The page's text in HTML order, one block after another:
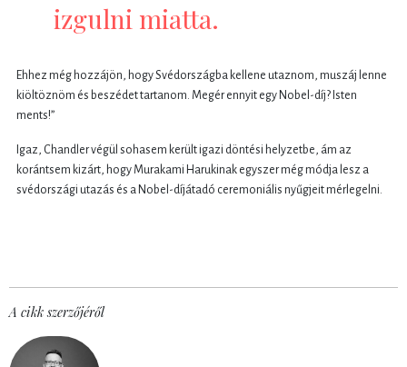
izgulni miatta.
Ehhez még hozzájön, hogy Svédországba kellene utaznom, muszáj lenne
kiöltöznöm és beszédet tartanom. Megér ennyit egy Nobel-díj? Isten
ments!”
Igaz, Chandler végül sohasem került igazi döntési helyzetbe, ám az
korántsem kizárt, hogy Murakami Harukinak egyszer még módja lesz a
svédországi utazás és a Nobel-díjátadó ceremoniális nyűgjeit mérlegelni.
A cikk szerzőjéről